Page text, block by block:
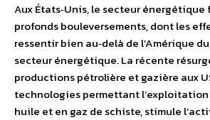
Aux États‐Unis, le secteur énergétique
profonds bouleversements, dont les
ressentir bien au‐delà de l’Amérique
secteur énergétique. La récente
productions pétrolière et gazière aux
technologies permettant l’exploitation
huile et en gaz de schiste, stimule